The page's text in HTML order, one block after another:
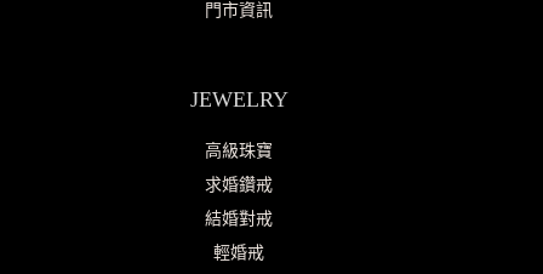
門市資訊
JEWELRY
高級珠寶
求婚鑽戒
結婚對戒
輕婚戒